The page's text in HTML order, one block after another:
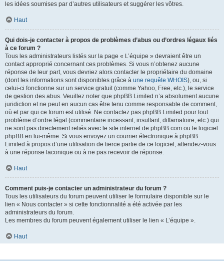
les idées soumises par d’autres utilisateurs et suggérer les vôtres.
Haut
Qui dois-je contacter à propos de problèmes d’abus ou d’ordres légaux liés
à ce forum ?
Tous les administrateurs listés sur la page « L’équipe » devraient être un
contact approprié concernant ces problèmes. Si vous n’obtenez aucune
réponse de leur part, vous devriez alors contacter le propriétaire du domaine
(dont les informations sont disponibles grâce à une requête WHOIS), ou, si
celui-ci fonctionne sur un service gratuit (comme Yahoo, Free, etc.), le service
de gestion des abus. Veuillez noter que phpBB Limited n’a absolument aucune
juridiction et ne peut en aucun cas être tenu comme responsable de comment,
où et par qui ce forum est utilisé. Ne contactez pas phpBB Limited pour tout
problème d’ordre légal (commentaire incessant, insultant, diffamatoire, etc.) qui
ne sont pas directement reliés avec le site internet de phpBB.com ou le logiciel
phpBB en lui-même. Si vous envoyez un courrier électronique à phpBB
Limited à propos d’une utilisation de tierce partie de ce logiciel, attendez-vous
à une réponse laconique ou à ne pas recevoir de réponse.
Haut
Comment puis-je contacter un administrateur du forum ?
Tous les utilisateurs du forum peuvent utiliser le formulaire disponible sur le
lien « Nous contacter » si cette fonctionnalité a été activée par les
administrateurs du forum.
Les membres du forum peuvent également utiliser le lien « L’équipe ».
Haut